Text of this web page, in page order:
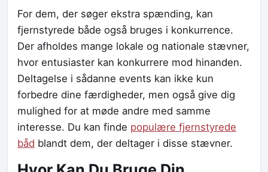
For dem, der søger ekstra spænding, kan
fjernstyrede både også bruges i konkurrence.
Der afholdes mange lokale og nationale stævner,
hvor entusiaster kan konkurrere mod hinanden.
Deltagelse i sådanne events kan ikke kun
forbedre dine færdigheder, men også give dig
mulighed for at møde andre med samme
interesse. Du kan finde populære fjernstyrede
båd blandt dem, der deltager i disse stævner.